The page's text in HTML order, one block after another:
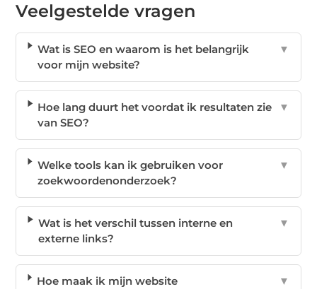
Veelgestelde vragen
Wat is SEO en waarom is het belangrijk
voor mijn website?
▼
Hoe lang duurt het voordat ik resultaten zie
van SEO?
▼
Welke tools kan ik gebruiken voor
zoekwoordenonderzoek?
▼
Wat is het verschil tussen interne en
externe links?
▼
Hoe maak ik mijn website
▼